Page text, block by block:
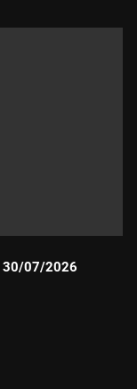
30/07/2026